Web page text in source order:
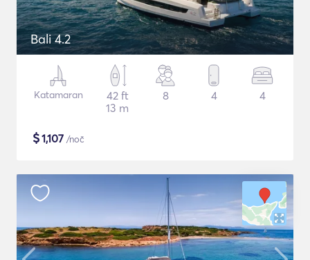
Bali 4.2
Katamaran
42 ft
13 m
8 4 4
$1,107 /noč